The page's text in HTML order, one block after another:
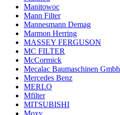
Manitowoc
Mann Filter
Mannesmann Demag
Marmon Herring
MASSEY FERGUSON
MC FILTER
McCormick
Mecalac Baumaschinen Gmbh
Mercedes Benz
MERLO
Mfilter
MITSUBISHI
Moxy